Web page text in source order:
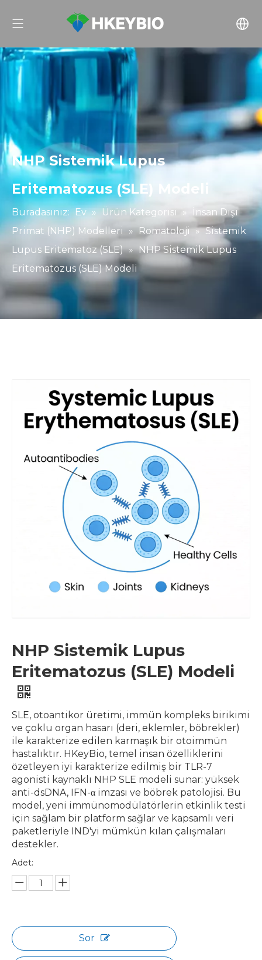
NHP Sistemik Lupus
Eritematozus (SLE) Modeli
Buradasınız: Ev » Ürün Kategorisi »
İnsan Dışı
Primat (NHP) Modelleri » Romatoloji » Sistemik
Lupus Eritematoz (SLE) » NHP Sistemik Lupus
Eritematozus (SLE) Modeli
NHP Sistemik Lupus
Eritematozus (SLE) Modeli
SLE, otoantikor üretimi, immün kompleks birikimi
ve çoklu organ hasarı (deri, eklemler, böbrekler)
ile karakterize edilen karmaşık bir otoimmün
hastalıktır. HKeyBio, temel insan özelliklerini
özetleyen iyi karakterize edilmiş bir TLR-7
agonisti kaynaklı NHP SLE modeli sunar: yüksek
anti-dsDNA, IFN-α imzası ve böbrek patolojisi. Bu
model, yeni immünomodülatörlerin etkinlik testi
için sağlam bir platform sağlar ve kapsamlı veri
paketleriyle IND'yi mümkün kılan çalışmaları
destekler.
Adet:
Sor